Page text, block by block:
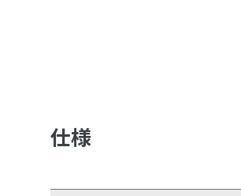
仕様